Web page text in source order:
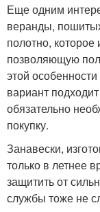
Еще одним
веранды,
полотно, которое
позволяющую
этой
вариант
обязательно
покупку.
Занавески,
только в летнее
защитить от
службы тоже не